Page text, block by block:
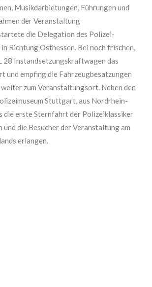
Musikdarbietungen, Führungen und
der Veranstaltung
die Delegation des Polizei-
Richtung Osthessen. Bei noch frischen,
28 Instandsetzungskraftwagen das
und empfing die Fahrzeugbesatzungen
zum Veranstaltungsort. Neben den
Stuttgart, aus Nordrhein-
die erste Sternfahrt der Polizeiklassiker
die Besucher der Veranstaltung am
erlangen.